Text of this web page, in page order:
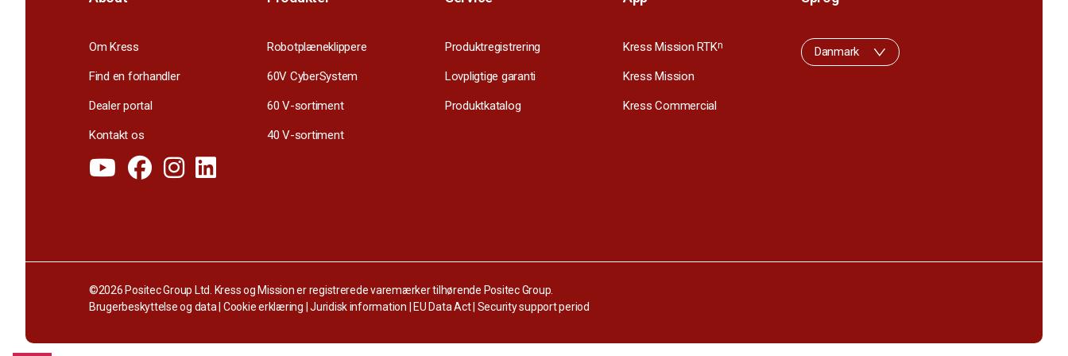
Om Kress
Find en forhandler
Dealer portal
Kontakt os
Robotplæneklippere
60V CyberSystem
60 V-sortiment
40 V-sortiment
Produktregistrering
Lovpligtige garanti
Produktkatalog
Kress Mission RTKn
Kress Mission
Kress Commercial
Danmark
©2026 Positec Group Ltd. Kress og Mission er registrerede varemærker tilhørende Positec Group.
Brugerbeskyttelse og data Cookie erklæring |Juridisk information EU Data Act| Security support period